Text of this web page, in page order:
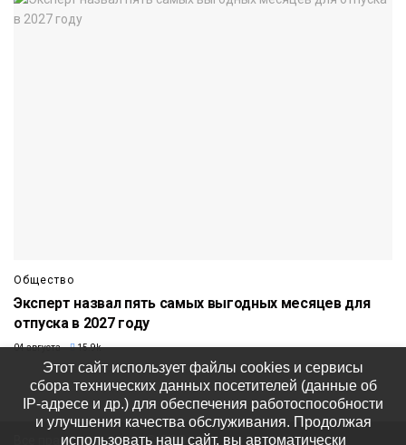
Общество
Эксперт назвал пять самых выгодных месяцев для
отпуска в 2027 году
04 августа 15.9k
Все права защищены © ООО
Этот сайт использует файлы cookies и сервисы
сбора технических данных посетителей (данные об
IP-адресе и др.) для обеспечения работоспособности
и улучшения качества обслуживания. Продолжая
использовать наш сайт, вы автоматически